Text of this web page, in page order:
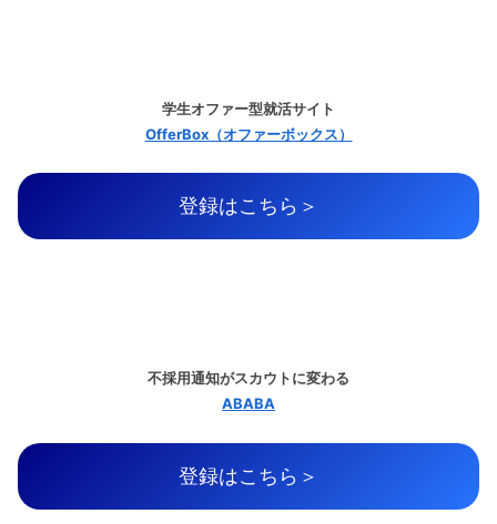
学生オファー型就活サイト
OfferBox（オファーボックス）
登録はこちら＞
不採用通知がスカウトに変わる
ABABA
登録はこちら＞